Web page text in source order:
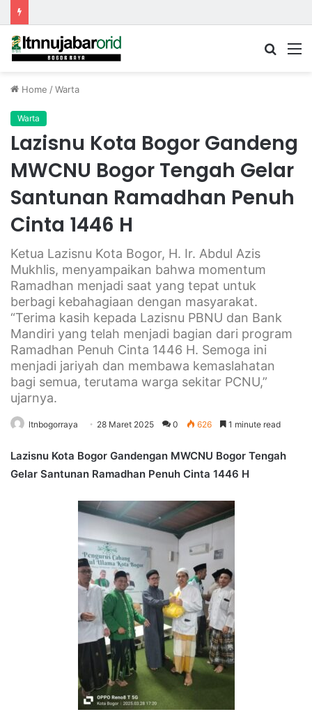
Home /Warta
Warta
Lazisnu Kota Bogor Gandeng
MWCNU Bogor Tengah Gelar
Santunan Ramadhan Penuh
Cinta 1446 H
Ketua Lazisnu Kota Bogor, H. Ir. Abdul Azis
Mukhlis, menyampaikan bahwa momentum
Ramadhan menjadi saat yang tepat untuk
berbagi kebahagiaan dengan masyarakat.
“Terima kasih kepada Lazisnu PBNU dan Bank
Mandiri yang telah menjadi bagian dari program
Ramadhan Penuh Cinta 1446 H. Semoga ini
menjadi jariyah dan membawa kemaslahatan
bagi semua, terutama warga sekitar PCNU,”
ujarnya.
ltnbogorraya 28 Maret 2025 0 626 1 minute read
Lazisnu Kota Bogor Gandengan MWCNU Bogor Tengah
Gelar Santunan Ramadhan Penuh Cinta 1446 H